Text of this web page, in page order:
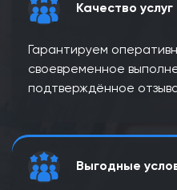
Качество услуг
Гарантируем
своевременное
подтверждённое
Выгодные